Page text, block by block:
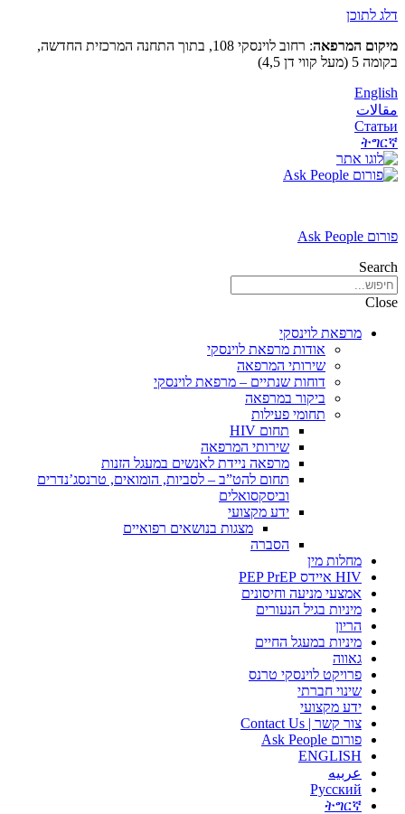
דלג לתוכן
מיקום המרפאה
: רחוב לוינסקי 108, בתוך התחנה המרכזית החדשה,
בקומה 5 (מעל קווי דן 4,5)
English
مقالات
Статьи
ትግርኛ
פורום Ask People
Search
Close
מרפאת לוינסקי
אודות מרפאת לוינסקי
שירותי המרפאה
דוחות שנתיים – מרפאת לוינסקי
ביקור במרפאה
תחומי פעילות
תחום HIV
שירותי המרפאה
מרפאה ניידת לאנשים במעגל הזנות
תחום להט”ב – לסביות, הומואים, טרנסג’נדרים
וביסקסואלים
ידע מקצועי
מצגות בנושאים רפואיים
הסברה
מחלות מין
HIV איידס PEP PrEP
אמצעי מניעה וחיסונים
מיניות בגיל הנעורים
הריון
מיניות במעגל החיים
גאווה
פרויקט לוינסקי טרנס
שינוי חברתי
ידע מקצועי
צור קשר | Contact Us
פורום Ask People
ENGLISH
عربيه
Русский
ትግርኛ